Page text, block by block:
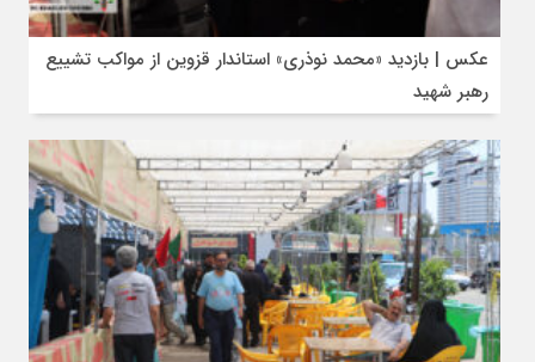
عکس | بازدید «محمد نوذری» استاندار قزوین از مواکب تشییع
رهبر شهید